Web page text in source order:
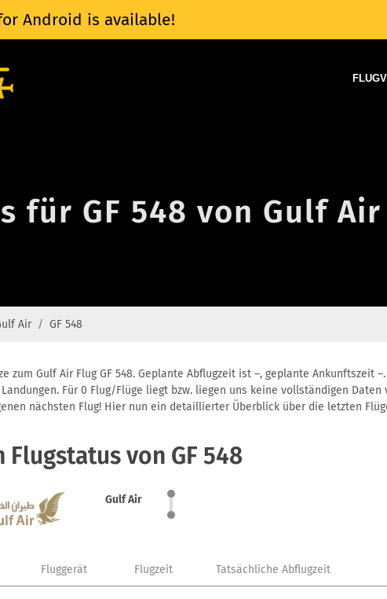
Android is available!
für GF 548 von Gulf Air
Air GF 548
zum Gulf Air Flug GF 548. Geplante Abflugzeit ist –, geplante Ankunftszeit
Für 0 Flug/Flüge liegt bzw. liegen uns keine vollständigen
nächsten Flug! Hier nun ein detaillierter Überblick über die letzten
von GF 548
Gulf Air
Fluggerät Flugzeit Tatsächliche Abflugzeit